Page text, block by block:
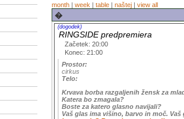
month | week | table | naštej | view all
�
(dogodek)
RINGSIDE predpremiera
Začetek: 20:00
Konec: 21:00
Prostor:
cirkus
Telo:
Krvava borba razgaljenih žensk za
Katera bo zmagala?
Boste za katero glasno navijali?
Vaš glas ima višino, barvo in moč.